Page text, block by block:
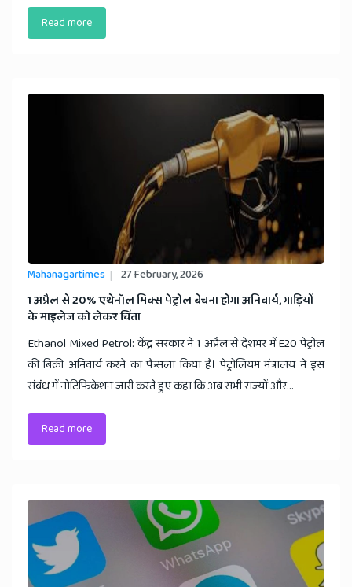
Read more
Mahanagartimes 27 February, 2026
​1 अप्रैल से 20% एथेनॉल मिक्स पेट्रोल बेचना होगा अनिवार्य, गाड़ियों
के माइलेज को लेकर चिंता
Ethanol Mixed Petrol: केंद्र सरकार ने 1 अप्रैल से देशभर में E20 पेट्रोल
की बिक्री अनिवार्य करने का फैसला किया है। पेट्रोलियम मंत्रालय ने इस
संबंध में नोटिफिकेशन जारी करते हुए कहा कि अब सभी राज्यों और...
Read more